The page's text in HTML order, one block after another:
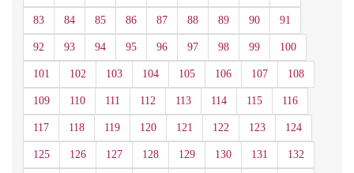
83 84 85 86 87 88 89 90 91
92 93 94 95 96 97 98 99 100
101 102 103 104 105 106 107 108
109 110 111 112 113 114 115 116
117 118 119 120 121 122 123 124
125 126 127 128 129 130 131 132